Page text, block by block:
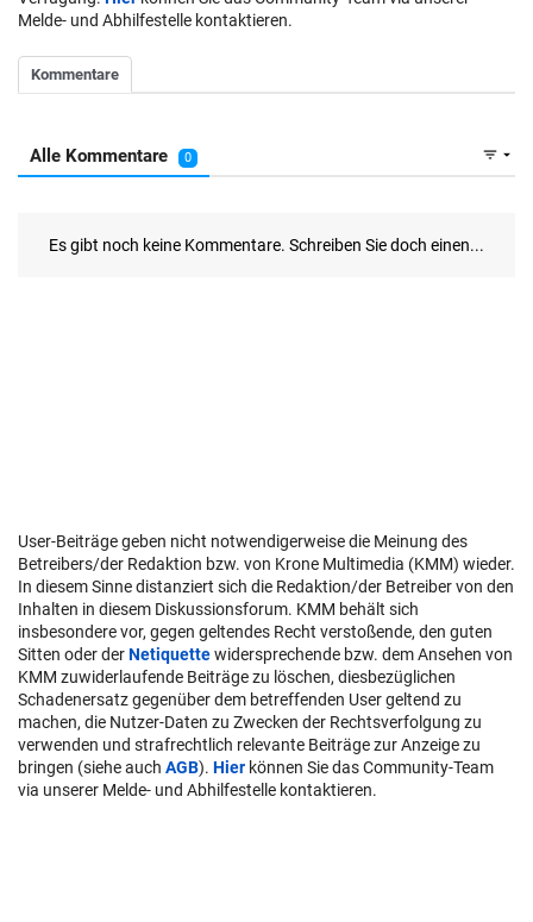
Melde- und Abhilfestelle kontaktieren.
User-Beiträge geben nicht notwendigerweise die Meinung des
Betreibers/der Redaktion bzw. von Krone Multimedia (KMM) wieder.
In diesem Sinne distanziert sich die Redaktion/der Betreiber von den
Inhalten in diesem Diskussionsforum. KMM behält sich
insbesondere vor, gegen geltendes Recht verstoßende, den guten
Sitten oder derNetiquettewidersprechende bzw. dem Ansehen von
KMM zuwiderlaufende Beiträge zu löschen, diesbezüglichen
Schadenersatz gegenüber dem betreffenden User geltend zu
machen, die Nutzer-Daten zu Zwecken der Rechtsverfolgung zu
verwenden und strafrechtlich relevante Beiträge zur Anzeige zu
bringen (siehe auch AGB). Hier können Sie das Community-Team
via unserer Melde- und Abhilfestelle kontaktieren.